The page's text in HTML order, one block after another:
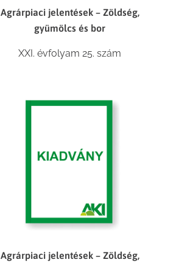
Agrárpiaci jelentések – Zöldség,
gyümölcs és bor
XXI. évfolyam 25. szám
Agrárpiaci jelentések – Zöldség,